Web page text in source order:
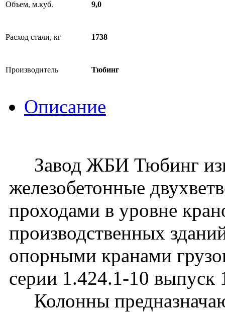
Объем, м.куб. 9,0
Расход стали, кг 1738
Производитель Тюбинг
Описание
Завод ЖБИ Тюбинг
железобетонные
проходами в уровне
производственных
опорными кранами
серии 1.424.1-10 выпуск
Колонны